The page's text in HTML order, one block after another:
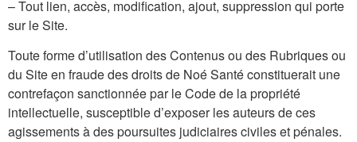
– Tout lien, accès, modification, ajout, suppression qui porte
sur le Site.
Toute forme d’utilisation des Contenus ou des Rubriques ou
du Site en fraude des droits de Noé Santé constituerait une
contrefaçon sanctionnée par le Code de la propriété
intellectuelle, susceptible d’exposer les auteurs de ces
agissements à des poursuites judiciaires civiles et pénales.